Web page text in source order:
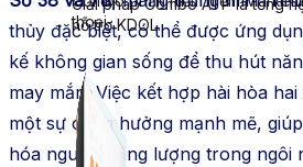
Giải pháp Combo ATP là tổng
hỗ trợ KDOL.
thoại.
thủy đặc biệt, có thể được ứng
kế không gian sống để thu hút
may mắn. Việc kết hợp hài hòa
một sự cộng hưởng mạnh mẽ,
hóa nguồn năng lượng trong ngôi